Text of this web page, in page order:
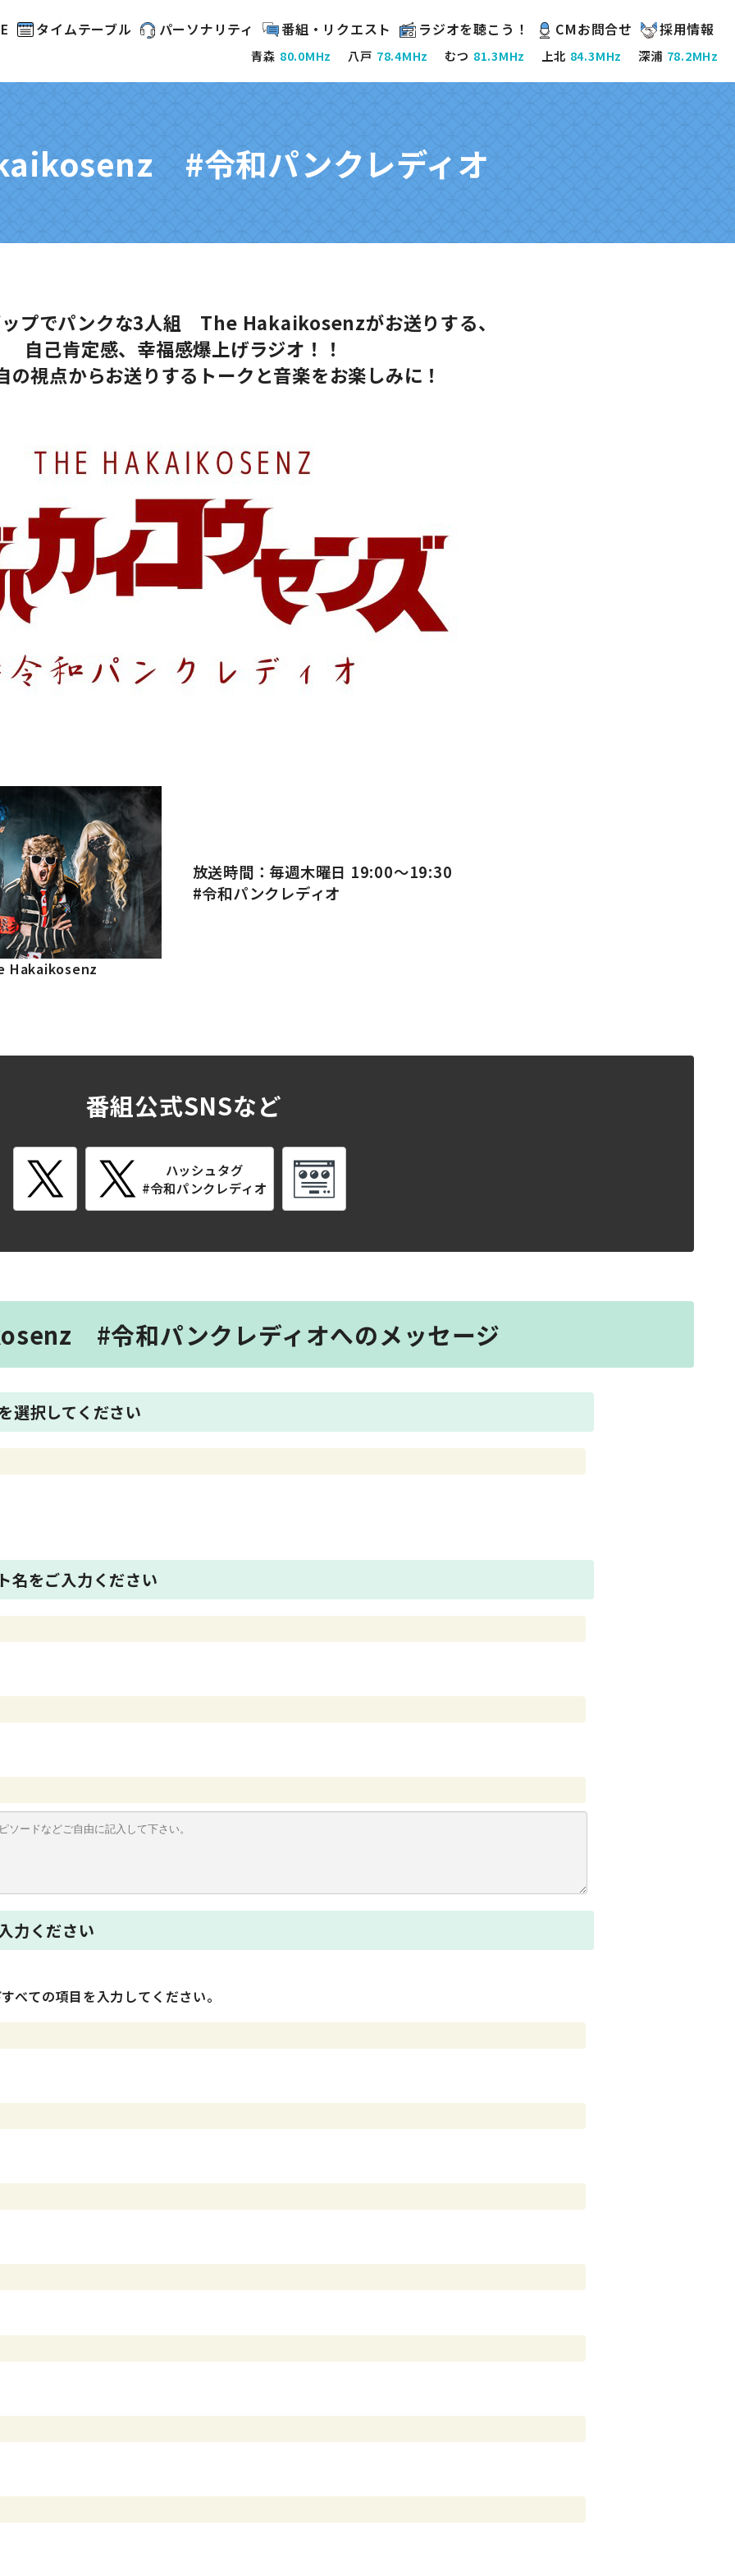
タイムテーブル パーソナリティ 番組・リクエスト ラジオを聴こう！ CMお問合せ 採用情報
青森 80.0MHz 八戸 78.4MHz むつ 81.3MHz 上北 84.3MHz 深浦 78.2MHz
#令和パンクレディオ
プでパンクな3人組 The Hakaikosenzがお送りする、
⾃⼰肯定感、幸福感爆上げラジオ！！
の視点からお送りするトークと音楽をお楽しみに！
Hakaikosenz
放送時間：毎週木曜日 19:00〜19:30
#令和パンクレディオ
番組公式SNSなど
ハッシュタグ
#令和パンクレディオ
#令和パンクレディオへのメッセージ
選択してください
名をご入力ください
力ください
ての項目を入力してください。